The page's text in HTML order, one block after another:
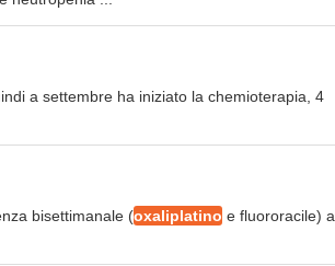
a settembre ha iniziato la chemioterapia, 4
bisettimanale (oxaliplatino e fluororacile) a